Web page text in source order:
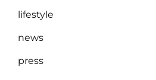
lifestyle
news
press